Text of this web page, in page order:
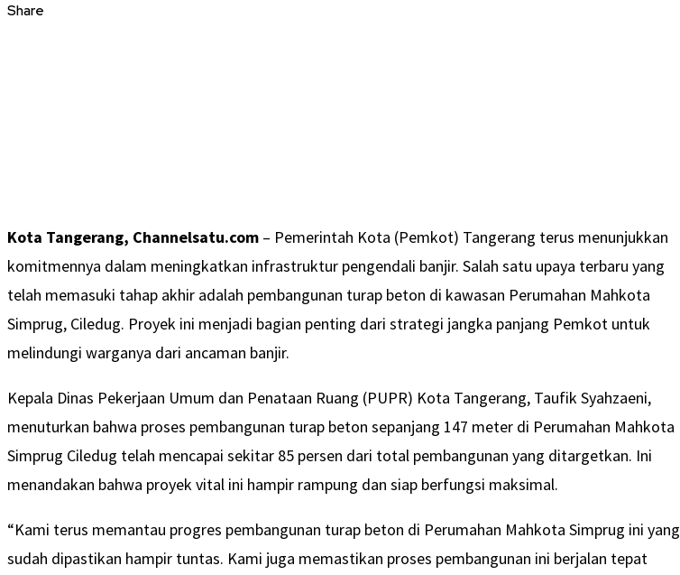
Share
Kota Tangerang, Channelsatu.com – Pemerintah Kota (Pemkot) Tangerang terus menunjukkan
komitmennya dalam meningkatkan infrastruktur pengendali banjir. Salah satu upaya terbaru yang
telah memasuki tahap akhir adalah pembangunan turap beton di kawasan Perumahan Mahkota
Simprug, Ciledug. Proyek ini menjadi bagian penting dari strategi jangka panjang Pemkot untuk
melindungi warganya dari ancaman banjir.
Kepala Dinas Pekerjaan Umum dan Penataan Ruang (PUPR) Kota Tangerang, Taufik Syahzaeni,
menuturkan bahwa proses pembangunan turap beton sepanjang 147 meter di Perumahan Mahkota
Simprug Ciledug telah mencapai sekitar 85 persen dari total pembangunan yang ditargetkan. Ini
menandakan bahwa proyek vital ini hampir rampung dan siap berfungsi maksimal.
“Kami terus memantau progres pembangunan turap beton di Perumahan Mahkota Simprug ini yang
sudah dipastikan hampir tuntas. Kami juga memastikan proses pembangunan ini berjalan tepat